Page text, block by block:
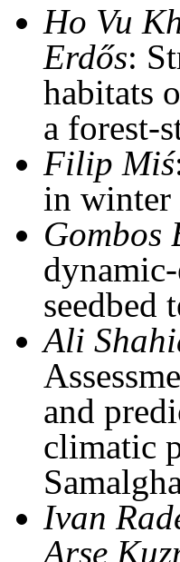
Ho Vu
Erdős:
habitats
a forest-
Filip Miś
in winter
Gombos
seedbed
Ali
and
climatic
Ivan
Arse